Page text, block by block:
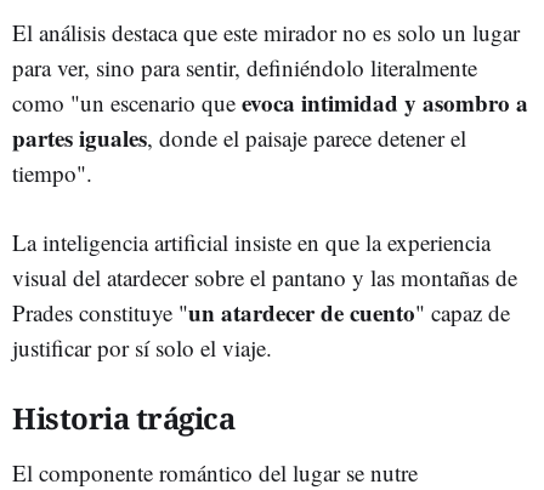
El análisis destaca que este mirador no es solo un lugar
para ver, sino para sentir, definiéndolo literalmente
como "un escenario que evoca intimidad y asombro a
partes iguales, donde el paisaje parece detener el
tiempo".
La inteligencia artificial insiste en que la experiencia
visual del atardecer sobre el pantano y las montañas de
Prades constituye "un atardecer de cuento" capaz de
justificar por sí solo el viaje.
Historia trágica
El componente romántico del lugar se nutre